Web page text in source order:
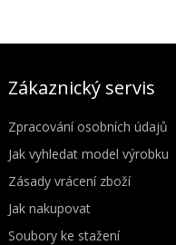
Zákaznický servis
Zpracování osobních údajů
Jak vyhledat model výrobku
Zásady vrácení zboží
Jak nakupovat
Soubory ke stažení